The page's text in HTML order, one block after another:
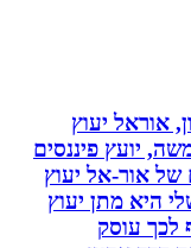
יעוץ
פיננסים
אל יעוץ
מתן יעוץ